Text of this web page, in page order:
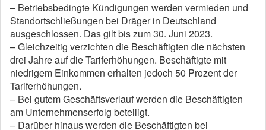
– Betriebsbedingte Kündigungen werden vermieden und
Standortschließungen bei Dräger in Deutschland
ausgeschlossen. Das gilt bis zum 30. Juni 2023.
– Gleichzeitig verzichten die Beschäftigten die nächsten
drei Jahre auf die Tariferhöhungen. Beschäftigte mit
niedrigem Einkommen erhalten jedoch 50 Prozent der
Tariferhöhungen.
– Bei gutem Geschäftsverlauf werden die Beschäftigten
am Unternehmenserfolg beteiligt.
– Darüber hinaus werden die Beschäftigten bei